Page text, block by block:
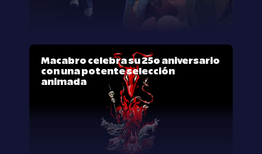
Macabro celebra su 25º aniversario
con una potente selección
animada